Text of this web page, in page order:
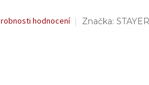
hodnocení Značka: STAYER